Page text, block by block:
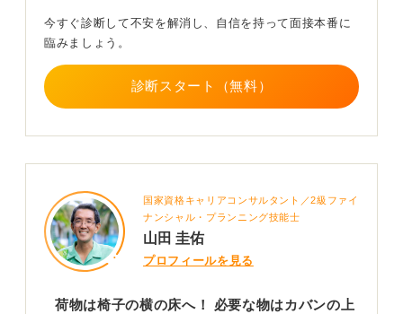
今すぐ診断して不安を解消し、自信を持って面接本番に
臨みましょう。
診断スタート（無料）
国家資格キャリアコンサルタント／2級ファイ
ナンシャル・プランニング技能士
山田 圭佑
プロフィールを見る
荷物は椅子の横の床へ！ 必要な物はカバンの上